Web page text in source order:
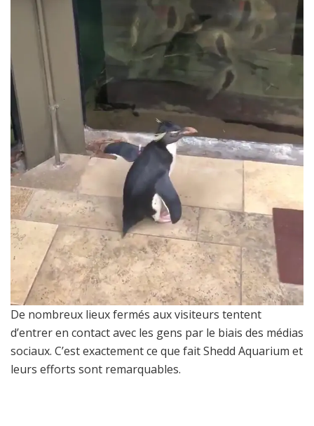
De nombreux lieux fermés aux visiteurs tentent
d’entrer en contact avec les gens par le biais des médias
sociaux. C’est exactement ce que fait Shedd Aquarium et
leurs efforts sont remarquables.